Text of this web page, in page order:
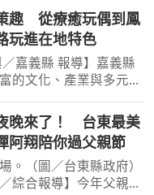
趣 從療癒玩偶到鳳
玩進在地特色
／嘉義縣 報導】嘉義縣
的文化、產業與多元體
熱愛美食與農產，都能
遊的旅遊樂趣。嘉義縣
家長們
晚來了！ 台東最美
阿翔陪你過父親節
。（圖／台東縣政府）
綜合報導】今年父親